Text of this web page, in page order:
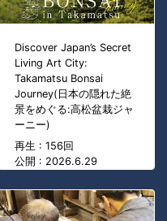
Discover Japan’s Secret
Living Art City:
Takamatsu Bonsai
Journey(日本の隠れた絶
景をめぐる:高松盆栽ジャ
ーニー)
再生 : 156回
公開 : 2026.6.29